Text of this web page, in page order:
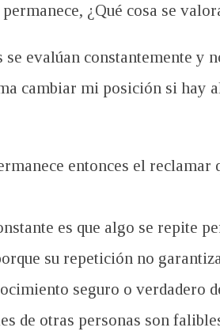
¿Qué cosa se
se evalúan constantemente y
cambiar mi posición si hay
entonces el
es que algo se repite
su repetición no
seguro o verdadero
de otras personas son